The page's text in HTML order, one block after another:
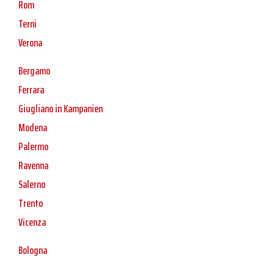
Rom
Terni
Verona
Bergamo
Ferrara
Giugliano in Kampanien
Modena
Palermo
Ravenna
Salerno
Trento
Vicenza
Bologna